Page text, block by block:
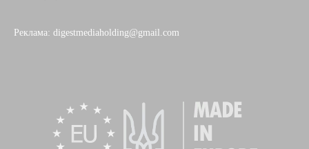
Реклама: digestmediaholding@gmail.com